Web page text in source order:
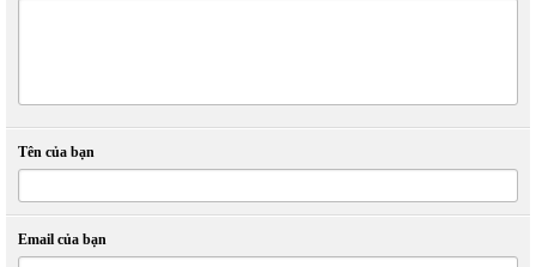
Tên của bạn
Email của bạn